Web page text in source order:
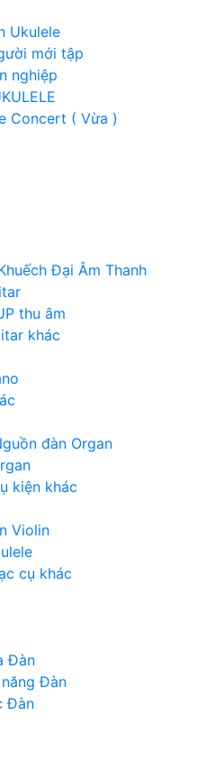
Ukulele
mới tập
nghiệp
Concert ( Vừa )
Đại Âm Thanh
thu âm
khác
đàn Organ
kiện khác
Violin
cụ khác
Đàn
Đàn
Đàn